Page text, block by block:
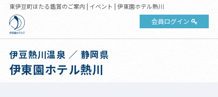
東伊豆町ほたる鑑賞のご案内 | イベント | 伊東園ホテル熱川
会員ログイン
伊豆熱川温泉 ／ 静岡県
伊東園ホテル熱川